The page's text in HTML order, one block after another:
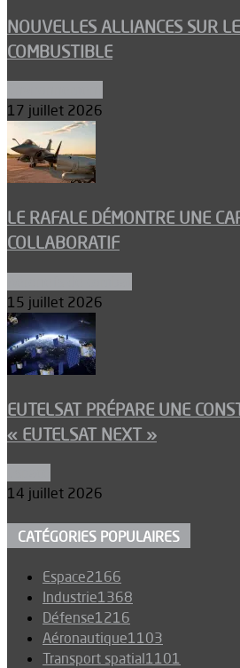
NOUVELLES ALLIANCES SUR
COMBUSTIBLE
17 juillet 2026
LE RAFALE DÉMONTRE UNE
COLLABORATIF
15 juillet 2026
EUTELSAT PRÉPARE UNE
« EUTELSAT NEXT »
14 juillet 2026
CATÉGORIES POPULAIRES
Espace2166
Industrie1368
Défense1216
Aéronautique1103
Transport spatial1101